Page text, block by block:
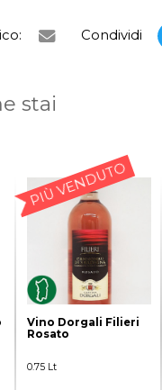
Condividi
stai
PIÙ VENDUTO
Vino Dorgali Filieri
Rosato
0.75 Lt